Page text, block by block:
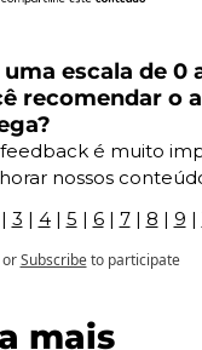
escala de 0
recomendar o
é muito
nossos
3 | 4 | 5 | 6 | 7 | 8 | 9 |
or Subscribe to participate
mais